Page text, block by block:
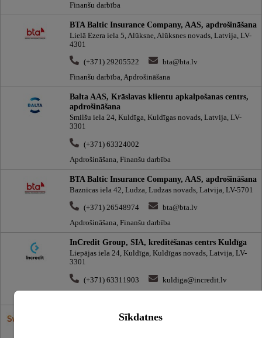
Finanšu darbība
BTA Baltic Insurance Company, AAS, apdrošināšana
Lielā Ezera iela 5, Alūksne, Alūksnes novads, Latvija, LV-
4301
(+371) 29205522
bta@bta.lv
Finanšu darbība, Apdrošināšana
Balta AAS, Krāslavas klientu apkalpošanas centrs,
apdrošināšana
Smilšu iela 24, Kuldīga, Kuldīgas novads, Latvija, LV-
3301
(+371) 63324002
Apdrošināšana, Finanšu darbība
BTA Baltic Insurance Company, AAS, apdrošināšana
Baznīcas iela 42, Ludza, Ludzas novads, Latvija, LV-5701
(+371) 26548974
bta@bta.lv
Apdrošināšana, Finanšu darbība
InCredit Group, SIA, kreditēšanas centrs Kuldīga
Liepājas iela 24, Kuldīga, Kuldīgas novads, Latvija, LV-
3301
(+371) 63311903
kuldiga@incredit.lv
Swedbank, filiāle Domina
Sīkdatnes